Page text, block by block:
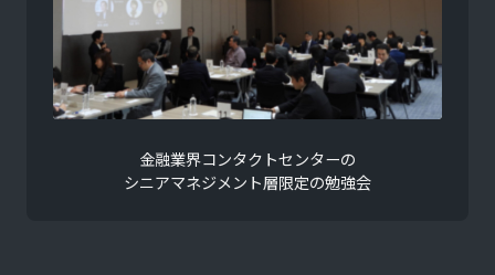
金融業界コンタクトセンターの
シニアマネジメント層限定の勉強会